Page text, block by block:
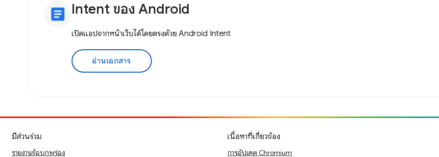
article Intent ของ Android
เปิดแอปจากหน้าเว็บได้โดยตรงด้วย Android Intent
อ่านเอกสาร
มีส่วนร่วม
รายงานข้อบกพร่อง
เนื้อหาที่เกี่ยวข้อง
การอัปเดต Chromium